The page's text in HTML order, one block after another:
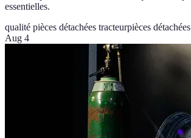
essentielles.
qualité pièces détachées tracteurpièces détachées
Aug 4